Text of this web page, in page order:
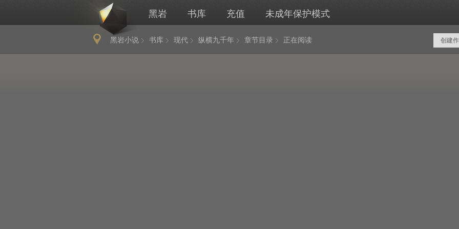
黑岩 书库 充值 未成年保护模式
黑岩小说 书库 现代 纵横九千年 章节目录 正在阅读 创建